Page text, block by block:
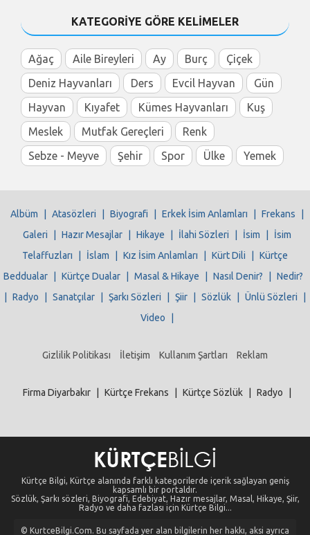
KATEGORİYE GÖRE KELİMELER
Ağaç Aile Bireyleri Ay Burç
Çiçek
Deniz Hayvanları
Ders Evcil Hayvan
Gün
Hayvan
Kıyafet Kümes Hayvanları
Kuş
Meslek
Mutfak Gereçleri
Renk
Sebze - Meyve
Şehir Spor Ülke Yemek
Albüm Atasözleri Biyografi Erkek İsim Anlamları Frekans
Galeri
Hazır Mesajlar Hikaye İlahi Sözleri İsim
İsim
Telaffuzları
İslam Kız İsim Anlamları Kürt Dili
Kürtçe
Beddualar
Kürtçe Dualar Masal & Hikaye Nasıl Denir?
Nedir?
Radyo Sanatçılar Şarkı Sözleri Şiir Sözlük Ünlü Sözleri
Video
Gizlilik Politikası İletişim Kullanım Şartları Reklam
Firma Diyarbakır Kürtçe Frekans Kürtçe Sözlük Radyo
Kürtçe Bilgi, Kürtçe alanında farklı kategorilerde içerik sağlayan geniş
kapsamlı bir portaldır.
Sözlük, Şarkı sözleri, Biyografi, Edebiyat, Hazır mesajlar, Masal, Hikaye, Şiir,
Radyo ve daha fazlası için Kürtçe Bilgi...
© KurtceBilgi.Com. Bu sayfada yer alan bilgilerin her hakkı, aksi ayrıca